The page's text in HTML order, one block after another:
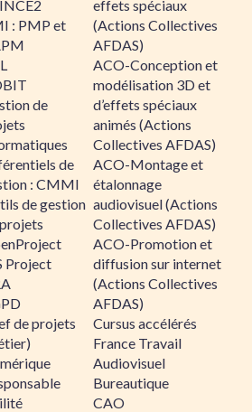
: PMP et
de
de
: CMMI
de gestion
Project
de projets
effets spéciaux
(Actions Collectives
AFDAS)
ACO-Conception et
modélisation 3D et
d’effets spéciaux
animés (Actions
Collectives AFDAS)
ACO-Montage et
étalonnage
audiovisuel (Actions
Collectives AFDAS)
ACO-Promotion et
diffusion sur internet
(Actions Collectives
AFDAS)
Cursus accélérés
France Travail
Audiovisuel
Bureautique
CAO